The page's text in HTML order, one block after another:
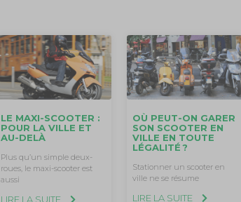
LE MAXI-SCOOTER :
POUR LA VILLE ET
AU-DELÀ
Plus qu’un simple deux-
roues, le maxi-scooter est
aussi
LIRE LA SUITE
OÙ PEUT-ON GARER
SON SCOOTER EN
VILLE EN TOUTE
LÉGALITÉ ?
Stationner un scooter en
ville ne se résume
LIRE LA SUITE